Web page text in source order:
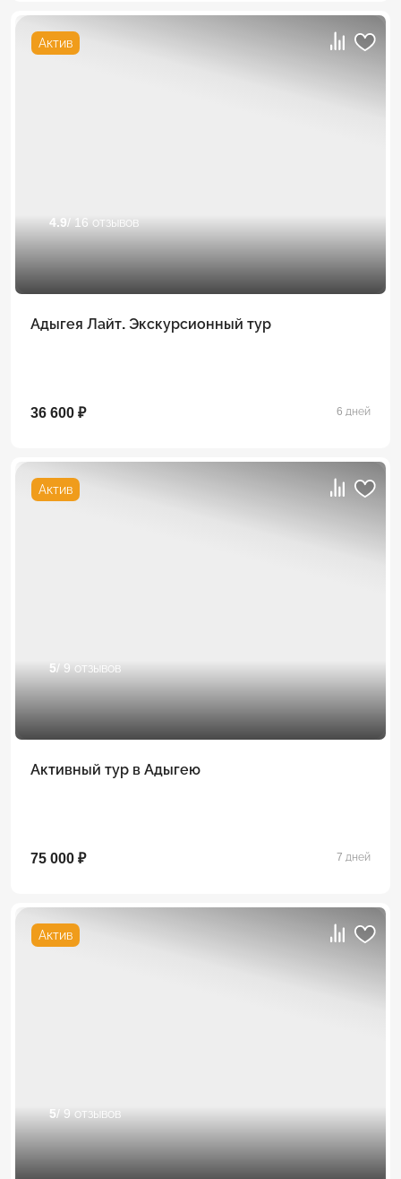
Актив
4.9 / 16 отзывов
Адыгея Лайт. Экскурсионный тур
36 600 ₽ 6 дней
Актив
5/ 9 отзывов
Активный тур в Адыгею
75 000 ₽ 7 дней
Актив
5/ 9 отзывов